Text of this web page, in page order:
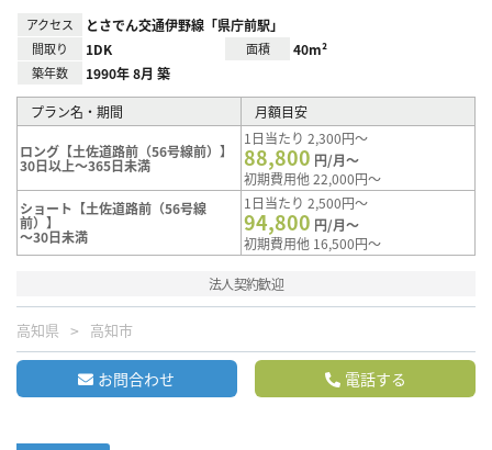
アクセス とさでん交通伊野線「県庁前駅」
間取り 1DK 面積 40m²
築年数 1990年 8月 築
プラン名・期間 月額目安
ロング【土佐道路前（56号線前）】
30日以上～365日未満
1日当たり 2,300円～
88,800 円/月～
初期費用他 22,000円～
ショート【土佐道路前（56号線
前）】
～30日未満
1日当たり 2,500円～
94,800 円/月～
初期費用他 16,500円～
法人契約歓迎
高知県 高知市
お問合わせ 電話する